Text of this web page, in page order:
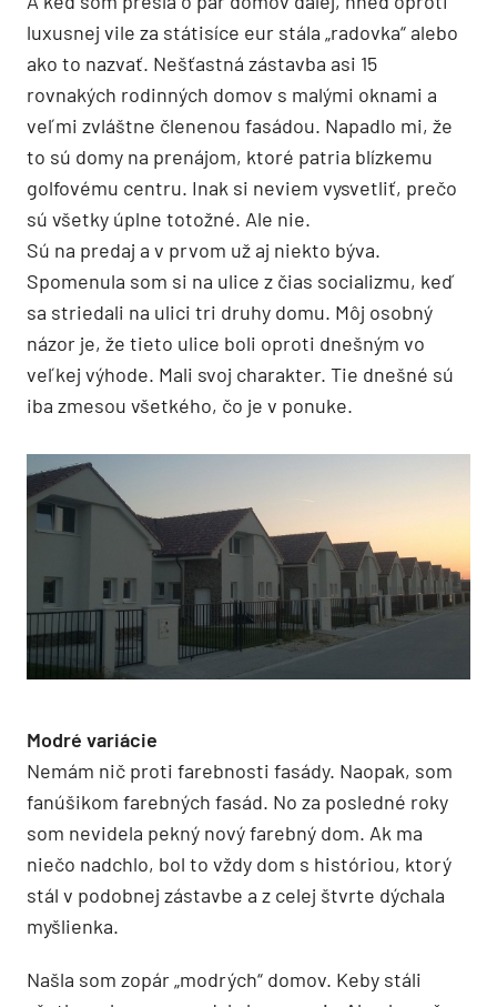
luxusnej vile za státisíce eur stála „radovka“ alebo
ako to nazvať. Nešťastná zástavba asi 15
rovnakých rodinných domov s malými oknami a
veľmi zvláštne členenou fasádou. Napadlo mi, že
to sú domy na prenájom, ktoré patria blízkemu
golfovému centru. Inak si neviem vysvetliť, prečo
sú všetky úplne totožné. Ale nie.
Sú na predaj a v prvom už aj niekto býva.
Spomenula som si na ulice z čias socializmu, keď
sa striedali na ulici tri druhy domu. Môj osobný
názor je, že tieto ulice boli oproti dnešným vo
veľkej výhode. Mali svoj charakter. Tie dnešné sú
iba zmesou všetkého, čo je v ponuke.
Modré variácie
Nemám nič proti farebnosti fasády. Naopak, som
fanúšikom farebných fasád. No za posledné roky
som nevidela pekný nový farebný dom. Ak ma
niečo nadchlo, bol to vždy dom s históriou, ktorý
stál v podobnej zástavbe a z celej štvrte dýchala
myšlienka.
Našla som zopár „modrých“ domov. Keby stáli